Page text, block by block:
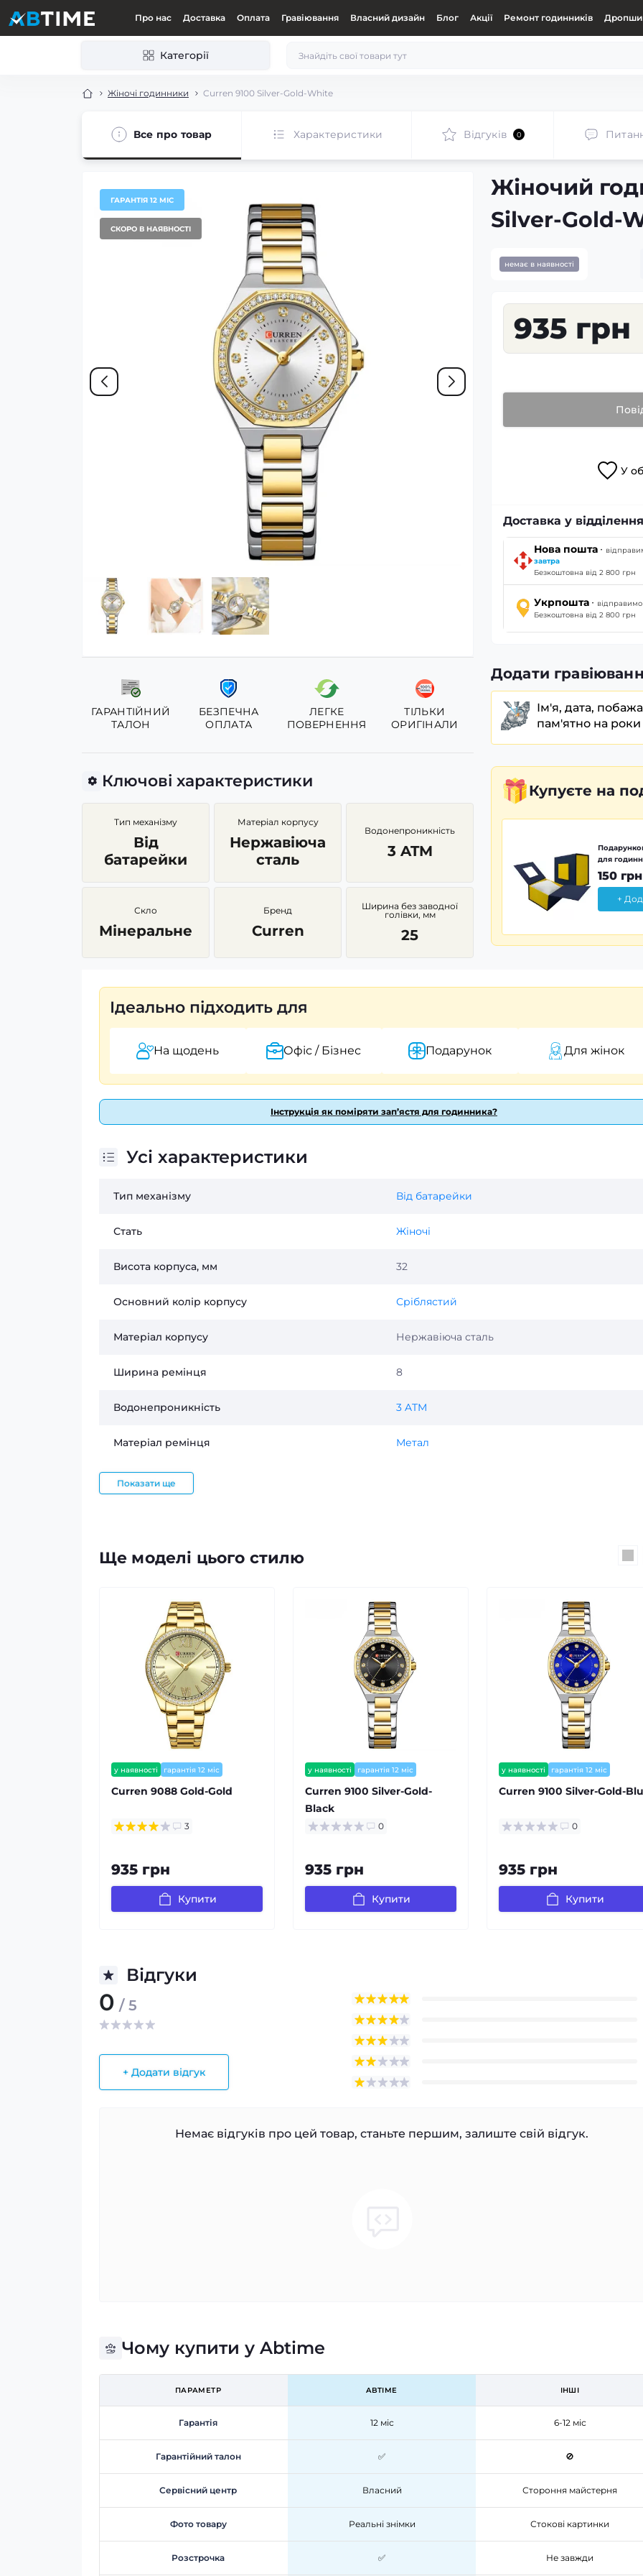
Про нас Доставка Оплата Гравіювання Власний дизайн Блог Акції Ремонт годинників
Категорії
Жіночі годинники Curren 9100 Silver-Gold-White
Все про товар Характеристики Відгуків 0
ГАРАНТІЯ 12 МІС
СКОРО В НАЯВНОСТІ
ГАРАНТІЙНИЙ
ТАЛОН
БЕЗПЕЧНА
ОПЛАТА
ЛЕГКЕ
ПОВЕРНЕННЯ
ТІЛЬКИ
ОРИГІНАЛИ
Ключові характеристики
Тип механізму
Від
батарейки
Матеріал корпусу
Нержавіюча
сталь
Водонепроникність
3 ATM
Скло
Мінеральне
Бренд
Curren
Ширина без заводної
голівки, мм
25
Жіночий
Silver-Gold-
немає в наявності
935 грн
У
Доставка у
Нова пошта ·
завтра
Безкоштовна від 2 800 грн
Укрпошта · відправимо
Безкоштовна від 2 800 грн
Додати
Ім'я, дата,
пам'ятно на роки
Купуєте на
для
150 грн
+
Ідеально підходить для
На щодень Офіс / Бізнес Подарунок Для жінок
Інструкція як поміряти зап’ястя для годинника?
Усі характеристики
Тип механізму Від батарейки
Стать Жіночі
Висота корпуса, мм 32
Основний колір корпусу Сріблястий
Матеріал корпусу Нержавіюча сталь
Ширина ремінця 8
Водонепроникність 3 ATM
Матеріал ремінця Метал
Показати ще
Ще моделі цього стилю
у наявності
гарантія 12 міс
Curren 9088 Gold-Gold
3
935 грн
Купити
у наявності гарантія 12 міс
Curren 9100 Silver-Gold-
Black
0
935 грн
Купити
у наявності
гарантія 12 міс
Curren 9100 Silver-Gold-
0
935 грн
Купити
Відгуки
0 / 5
+ Додати відгук
Немає відгуків про цей товар, станьте першим, залиште свій відгук.
Чому купити у Abtime
ПАРАМЕТР ABTIME ІНШІ
Гарантія 12 міс 6-12 міс
Гарантійний талон ✅ 🚫
Сервісний центр Власний Стороння майстерня
Фото товару Реальні знімки Стокові картинки
Розстрочка ✅ Не завжди